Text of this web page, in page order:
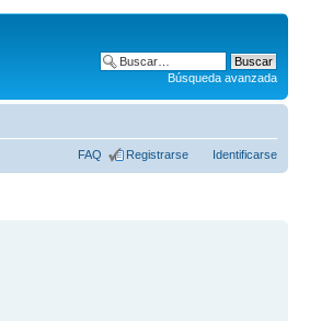
Búsqueda avanzada
FAQ Registrarse Identificarse